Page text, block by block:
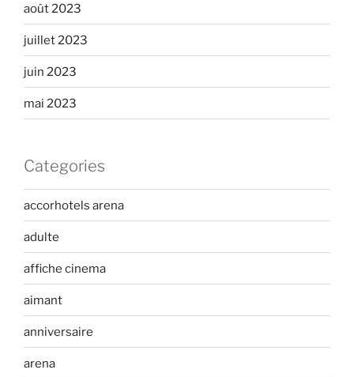
août 2023
juillet 2023
juin 2023
mai 2023
Categories
accorhotels arena
adulte
affiche cinema
aimant
anniversaire
arena